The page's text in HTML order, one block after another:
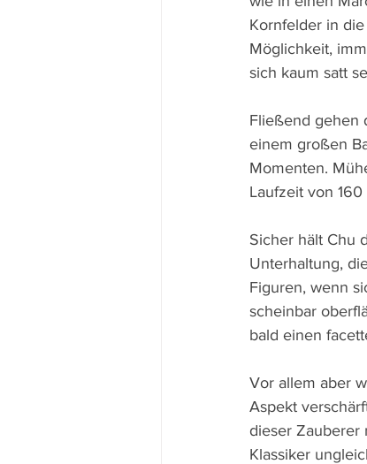
Kornfelder in
Möglichkeit,
sich kaum satt
Fließend gehen
einem großen
Momenten.
Laufzeit von
Sicher hält Chu
Unterhaltung,
Figuren, wenn
scheinbar
bald einen
Vor allem aber
Aspekt
dieser Zauberer
Klassiker